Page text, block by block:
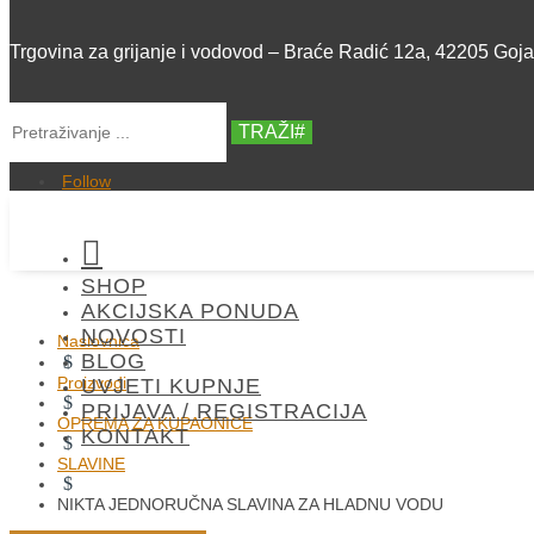
Trgovina za grijanje i vodovod – Braće Radić 12a, 42205
TRAŽI
Follow

SHOP
AKCIJSKA PONUDA
NOVOSTI
BLOG
UVJETI KUPNJE
PRIJAVA / REGISTRACIJA
KONTAKT
Naslovnica
$
Proizvodi
$
OPREMA ZA KUPAONICE
$
SLAVINE
$
NIKTA JEDNORUČNA SLAVINA ZA HLADNU VODU